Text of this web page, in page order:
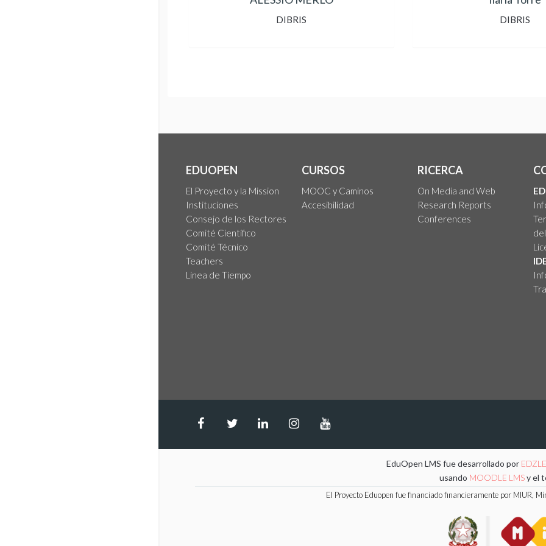
DIBRIS DIBRIS
EDUOPEN
El Proyecto y la Mission
Instituciones
Consejo de los Rectores
Comité Científico
Comité Técnico
Teachers
Linea de Tiempo
CURSOS
MOOC y Caminos
Accesibilidad
RICERCA
On Media and Web
Research Reports
Conferences
EduOpen LMS fue desarrollado por
usando MOODLE LMSy el
El Proyecto Eduopen fue financiado financieramente por MIUR,